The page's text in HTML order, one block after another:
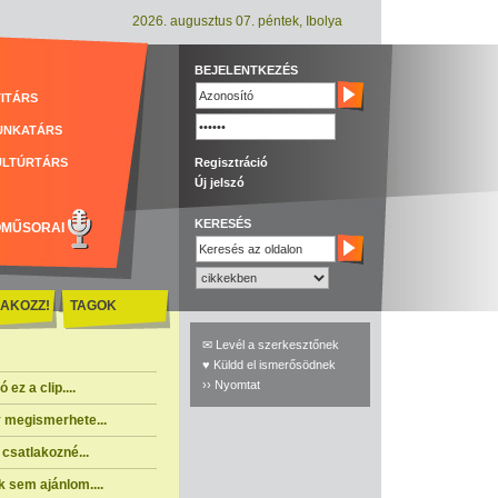
2026. augusztus 07. péntek, Ibolya
BEJELENTKEZÉS
Regisztráció
Új jelszó
KERESÉS
TAGOK
ez a clip....
megismerhete...
sem ajánlom....
✉ Levél a szerkesztőnek
♥ Küldd el ismerősödnek
›› Nyomtat